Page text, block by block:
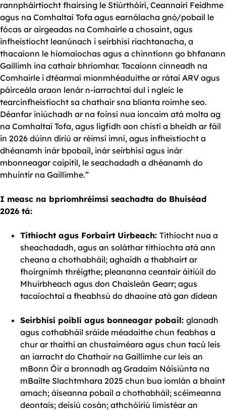
rannpháirtíocht fhairsing le Stiúrthóirí, Ceannairí Feidhme
agus na Comhaltaí Tofa agus earnálacha gnó/pobail le
fócas ar airgeadas na Comhairle a chosaint, agus
infheistíocht leanúnach i seirbhísí riachtanacha, a
thacaíonn le hiomaíochas agus a chinntíonn go bhfanann
Gaillimh ina cathair bhríomhar. Tacaíonn cinneadh na
Comhairle i dtéarmaí mionmhéaduithe ar rátaí ARV agus
páirceála araon lenár n-iarrachtaí dul i ngleic le
tearcinfheistíocht sa chathair sna blianta roimhe seo.
Déanfar iniúchadh ar na foinsí nua ioncaim atá molta ag
na Comhaltaí Tofa, agus ligfidh aon chistí a bheidh ar fáil
in 2026 dúinn díriú ar réimsí imní, agus infheistíocht a
dhéanamh inár bpobail, inár seirbhísí agus inár
mbonneagar caipitil, le seachadadh a dhéanamh do
mhuintir na Gaillimhe.”
I measc na bpríomhréimsí seachadta do Bhuiséad
2026 tá:
Tithíocht agus Forbairt Uirbeach: Tithíocht nua a
sheachadadh, agus an soláthar tithíochta atá ann
cheana a chothabháil; aghaidh a thabhairt ar
fhoirgnimh thréigthe; pleananna ceantair áitiúil do
Mhuirbheach agus don Chaisleán Gearr; agus
tacaíochtaí a fheabhsú do dhaoine atá gan dídean
Seirbhísí poiblí agus bonneagar pobail: glanadh
agus cothabháil sráide méadaithe chun feabhas a
chur ar thaithí an chustaiméara agus chun tacú leis
an iarracht do Chathair na Gaillimhe cur leis an
mBonn Óir a bronnadh ag Gradaim Náisiúnta na
mBailte Slachtmhara 2025 chun bua iomlán a bhaint
amach; áiseanna pobail a chothabháil; scéimeanna
deontais; deisiú cosán; athchóiriú limistéar an